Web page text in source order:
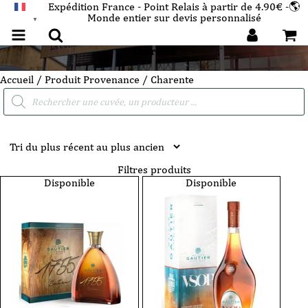
▼
Expédition France - Point Relais à partir de 4.90€ -🌎
Monde entier sur devis personnalisé
Charente
Accueil / Produit Provenance / Charente
Recherche
Filtres produits
Disponible
Disponible